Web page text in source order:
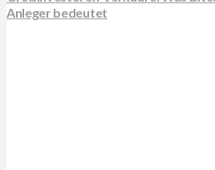
Anleger bedeutet